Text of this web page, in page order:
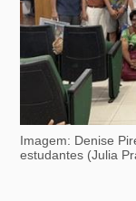
Imagem: Denise
estudantes (Julia